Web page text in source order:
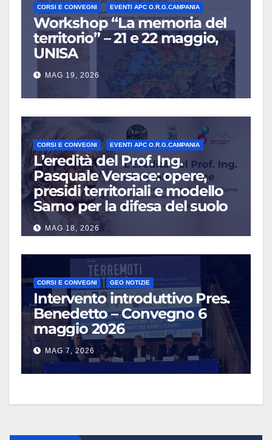
CORSI E CONVEGNI EVENTI APC O.R.G.CAMPANIA
Workshop “La memoria del
territorio” – 21 e 22 maggio,
UNISA
MAG 19, 2026
CORSI E CONVEGNI EVENTI APC O.R.G.CAMPANIA
L’eredità del Prof. Ing.
Pasquale Versace: opere,
presidi territoriali e modello
Sarno per la difesa del suolo
MAG 18, 2026
CORSI E CONVEGNI GEO NOTIZIE
Intervento introduttivo Pres.
Benedetto – Convegno 6
maggio 2026
MAG 7, 2026